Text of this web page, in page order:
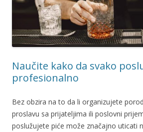
Naučite kako da svako
profesionalno
Bez obzira na to da li organizujete
proslavu sa prijateljima ili poslovni
poslužujete piće može značajno uticati